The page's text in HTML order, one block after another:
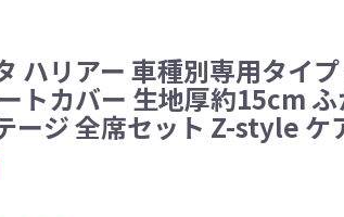
ハリアー 車種別専用タイ
トカバー 生地厚約15cm
ージ 全席セット Z-style ケ